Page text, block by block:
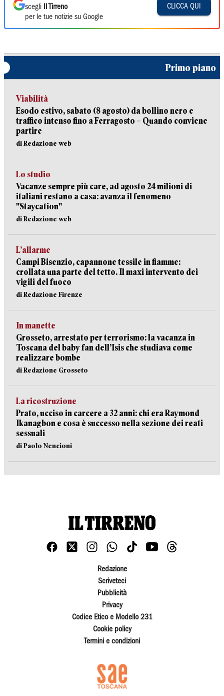
scegli
Il Tirreno
per le tue notizie su Google
CLICCA QUI
Primo piano
Viabilità
Esodo estivo, sabato (8 agosto) da bollino nero e
traffico intenso fino a Ferragosto – Quando conviene
partire
di Redazione web
Lo studio
Vacanze sempre più care, ad agosto 24 milioni di
italiani restano a casa: avanza il fenomeno
"Staycation"
di Redazione web
L’allarme
Campi Bisenzio, capannone tessile in fiamme:
crollata una parte del tetto. Il maxi intervento dei
vigili del fuoco
di Redazione Firenze
In manette
Grosseto, arrestato per terrorismo: la vacanza in
Toscana del baby fan dell’Isis che studiava come
realizzare bombe
di Redazione Grosseto
La ricostruzione
Prato, ucciso in carcere a 32 anni: chi era Raymond
Ikanagbon e cosa è successo nella sezione dei reati
sessuali
di Paolo Nencioni
Redazione
Scriveteci
Pubblicità
Privacy
Codice Etico e Modello 231
Cookie policy
Termini e condizioni